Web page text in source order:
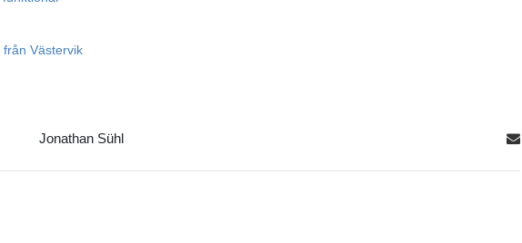
Västervik
Jonathan Sühl